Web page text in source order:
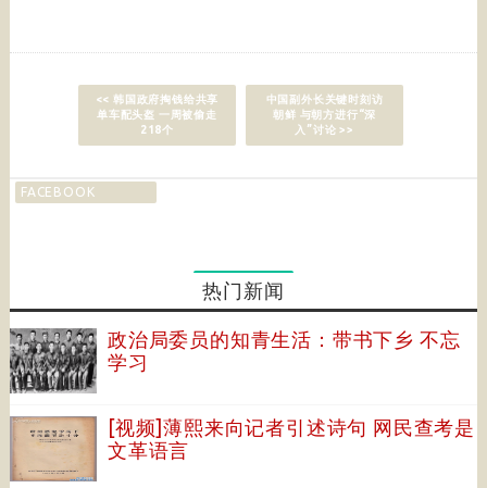
<< 韩国政府掏钱给共享
单车配头盔 一周被偷走
218个
中国副外长关键时刻访
朝鲜 与朝方进行“深
入”讨论 >>
FACEBOOK
热门新闻
政治局委员的知青生活：带书下乡 不忘
学习
[视频]薄熙来向记者引述诗句 网民查考是
文革语言